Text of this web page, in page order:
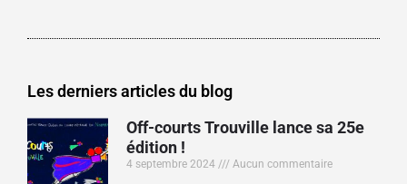
Les derniers articles du blog
Off-courts Trouville lance sa 25e
édition !
4 septembre 2024 Aucun commentaire